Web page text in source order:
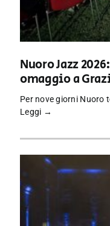
Nuoro Jazz
omaggio a
Per nove giorni Nuoro
Leggi →